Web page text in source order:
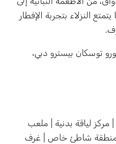
النزلاء بتجربة الإفطار
توسكان بيسترو دبي،
مركز لياقة بدنية | ملعب
منطقة شاطئ خاص | غرف